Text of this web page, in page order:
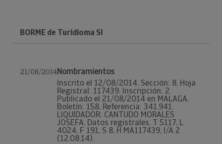
BORME de Turidioma Sl
21/08/2014Nombramientos
Inscrito el 12/08/2014. Sección: 8, Hoja
Registral: 117439, Inscripción: 2.
Publicado el 21/08/2014 en MALAGA.
Boletín: 158, Referencia: 341.941.
LIQUIDADOR: CANTUDO MORALES
JOSEFA. Datos registrales. T 5117, L
4024, F 191, S 8, H MA117439, I/A 2
(12.08.14).